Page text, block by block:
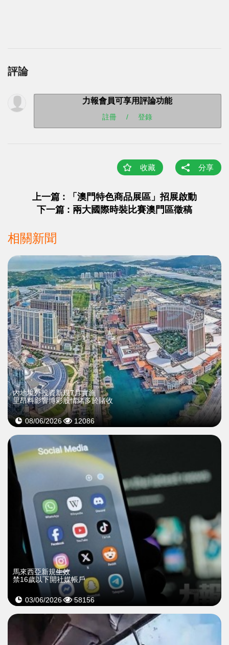
評論
力報會員可享用評論功能
註冊 / 登錄
收藏 分享
上一篇 : 「澳門特色商品展區」招展啟動
下一篇 : 兩大國際時裝比賽澳門區徵稿
相關新聞
內地境外投資新規7月實施
里昂料影響博彩股情緒多於賭收
08/06/2026 12086
馬來西亞新規生效
禁16歲以下開社媒帳戶
03/06/2026 58156